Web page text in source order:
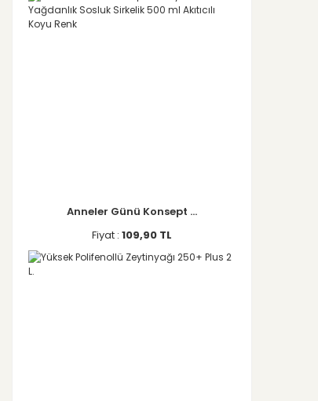
Anneler Günü Konsept ...
Fiyat : 109,90 TL